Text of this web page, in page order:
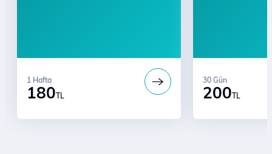
180TL
1 Hafta
200TL
30 Gün